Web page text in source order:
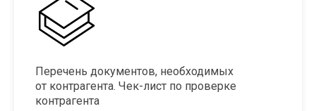
Перечень документов, необходимых
от контрагента. Чек-лист по проверке
контрагента